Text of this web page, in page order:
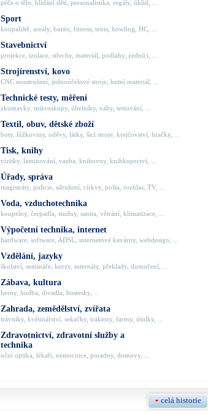
péče o tělo, hlídání dětí, personalistika, regály, úklid, ...
Sport
koupaliště, areály, bazén, fitness, tenis, bowling, HC, ...
Stavebnictví
projekce, izolace, střechy, materiál, podlahy, zedníci, ...
Strojírenství, kovo
CNC soustružení, jednoúčelové stroje, hutní materiál, ...
Technické testy, měření
zkumavky, mikroskopy, úhelníky, váhy, testování, ...
Textil, obuv, dětské zboží
boty, lůžkoviny, oděvy, látky, šicí stroje, krejčovství, hračky, ...
Tisk, knihy
vizitky, laminování, vazba, knihovny, knihkupectví, ...
Úřady, správa
magistráty, policie, sdružení, církve, pošta, rozhlas, TV, ...
Voda, vzduchotechnika
koupelny, čerpadla, studny, sanita, větrání, klimatizace, ...
Výpočetní technika, internet
hardware, software, ADSL, internetové kavárny, webdesign, ...
Vzdělání, jazyky
školství, semináře, kurzy, internáty, překlady, tlumočení, ...
Zábava, kultura
herny, hudba, divadla, hostesky, ...
Zahrada, zemědělství, zvířata
trávníky, květinářství, sekačky, traktory, farmy, útulky, ...
Zdravotnictví, zdravotní služby a
technika
oční optika, lékaři, nemocnice, poradny, domovy, ...
celá historie